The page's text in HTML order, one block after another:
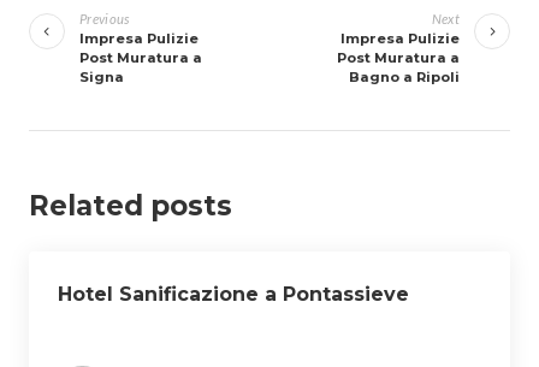
articoli
Previous
Impresa Pulizie
Post Muratura a
Signa
Next
Impresa Pulizie
Post Muratura a
Bagno a Ripoli
Related posts
Hotel Sanificazione a Pontassieve